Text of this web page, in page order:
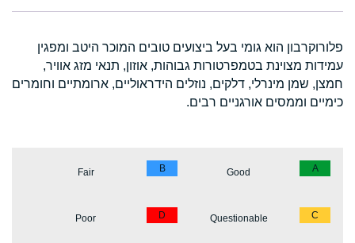
פלורוקרבון הוא גומי בעל ביצועים טובים המוכר היטב ומפגין
עמידות מצוינת בטמפרטורות גבוהות, אוזון, תנאי מזג אוויר,
חמצן, שמן מינרלי, דלקים, נוזלים הידראוליים, ארומתיים וחומרים
כימיים וממסים אורגניים רבים.
A
Good
B
Fair
C
Questionable
D
Poor